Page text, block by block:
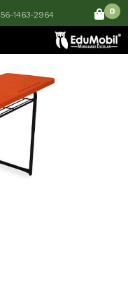
56-1463-2964 0